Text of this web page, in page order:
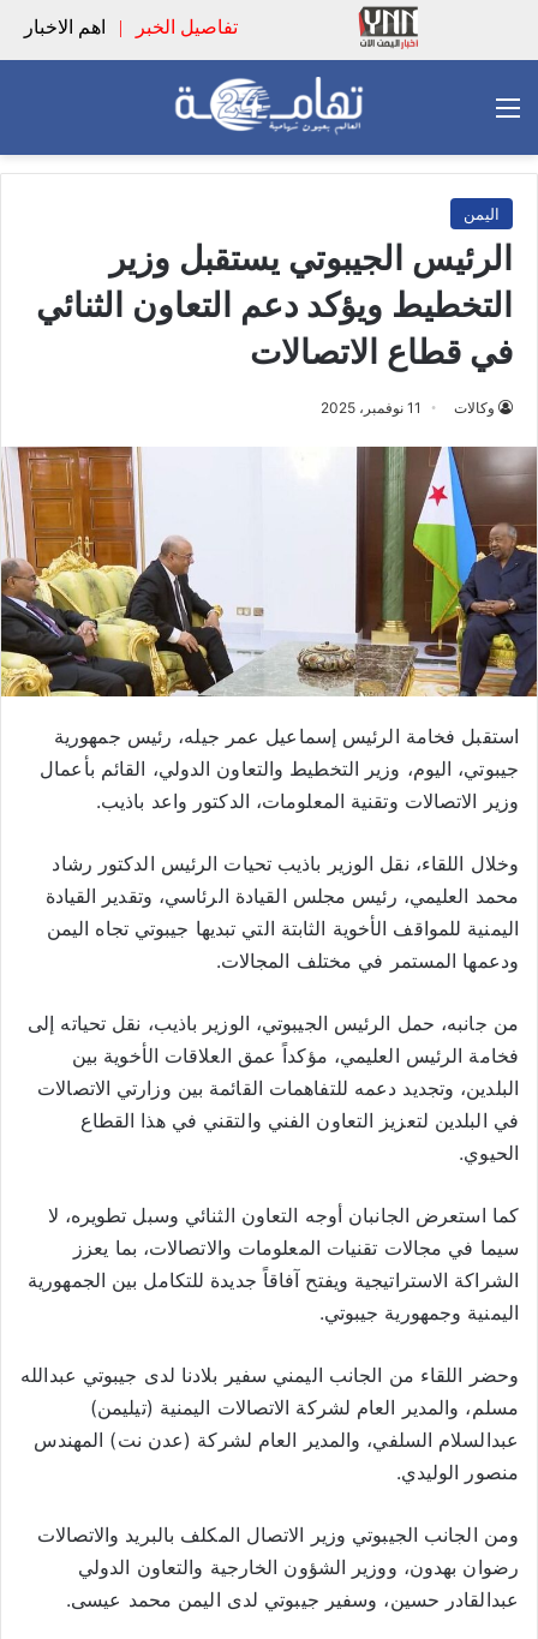
تفاصيل الخبر | اهم الاخبار